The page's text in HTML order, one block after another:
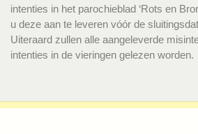
intenties in het parochieblad ‘Rots en
u deze aan te leveren vóór de
Uiteraard zullen alle aangeleverde
intenties in de vieringen gelezen worden.